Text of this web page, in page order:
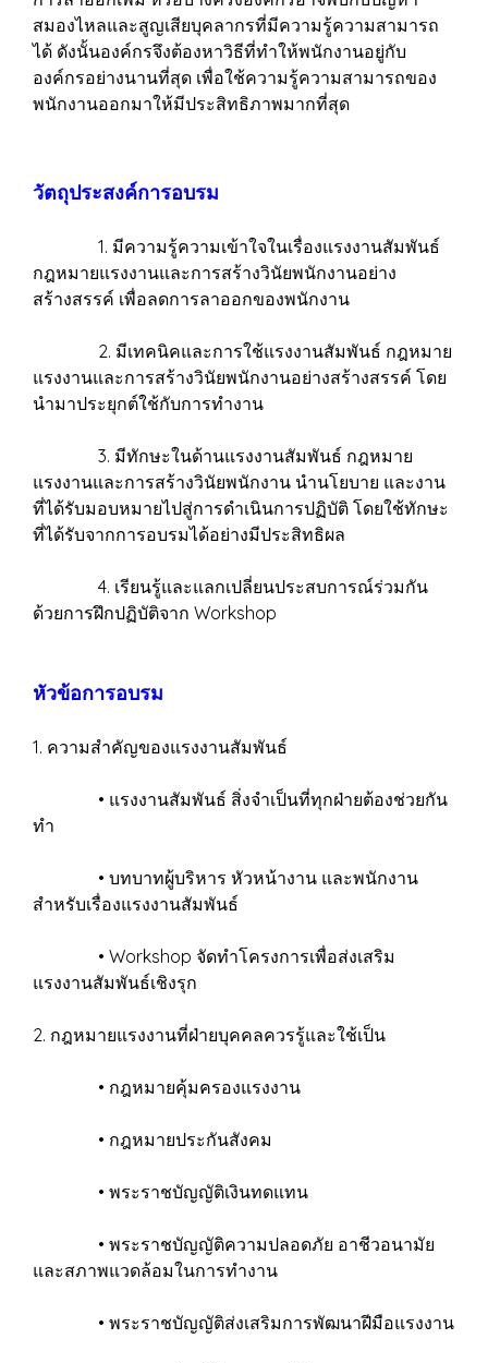
สมองไหลและสูญเสียบุคลากรที่มีความรู้ความสามารถ
ได้ ดังนั้นองค์กรจึงต้องหาวิธีที่ทำให้พนักงานอยู่กับ
องค์กรอย่างนานที่สุด เพื่อใช้ความรู้ความสามารถของ
พนักงานออกมาให้มีประสิทธิภาพมากที่สุด
วัตถุประสงค์การอบรม
1. มีความรู้ความเข้าใจในเรื่องแรงงานสัมพันธ์
กฎหมายแรงงานและการสร้างวินัยพนักงานอย่าง
สร้างสรรค์ เพื่อลดการลาออกของพนักงาน
2. มีเทคนิคและการใช้แรงงานสัมพันธ์ กฎหมาย
แรงงานและการสร้างวินัยพนักงานอย่างสร้างสรรค์ โดย
นำมาประยุกต์ใช้กับการทำงาน
3. มีทักษะในด้านแรงงานสัมพันธ์ กฎหมาย
แรงงานและการสร้างวินัยพนักงาน นำนโยบาย และงาน
ที่ได้รับมอบหมายไปสู่การดำเนินการปฏิบัติ โดยใช้ทักษะ
ที่ได้รับจากการอบรมได้อย่างมีประสิทธิผล
4. เรียนรู้และแลกเปลี่ยนประสบการณ์ร่วมกัน
ด้วยการฝึกปฏิบัติจาก Workshop
หัวข้อการอบรม
1. ความสำคัญของแรงงานสัมพันธ์
• แรงงานสัมพันธ์ สิ่งจำเป็นที่ทุกฝ่ายต้องช่วยกัน
ทำ
• บทบาทผู้บริหาร หัวหน้างาน และพนักงาน
สำหรับเรื่องแรงงานสัมพันธ์
• Workshop จัดทำโครงการเพื่อส่งเสริม
แรงงานสัมพันธ์เชิงรุก
2. กฎหมายแรงงานที่ฝ่ายบุคคลควรรู้และใช้เป็น
• กฎหมายคุ้มครองแรงงาน
• กฎหมายประกันสังคม
• พระราชบัญญัติเงินทดแทน
• พระราชบัญญัติความปลอดภัย อาชีวอนามัย
และสภาพแวดล้อมในการทำงาน
• พระราชบัญญัติส่งเสริมการพัฒนาฝีมือแรงงาน